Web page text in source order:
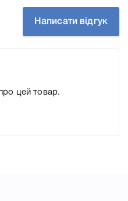
докладні
техніки, до якого
Написати відгук
цей товар.